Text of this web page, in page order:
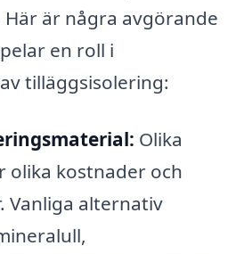
är några avgörande
en roll i
tilläggsisolering:
Olika
olika kostnader och
Vanliga alternativ